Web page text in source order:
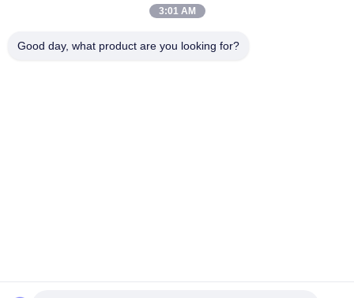
3:01 AM
Good day, what product are you looking for?